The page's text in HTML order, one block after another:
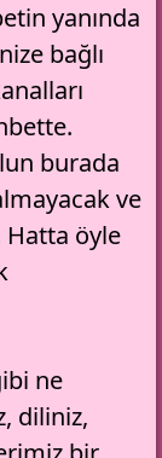
yanında
bağlı
burada
ve
Hatta öyle
ne
diliniz,